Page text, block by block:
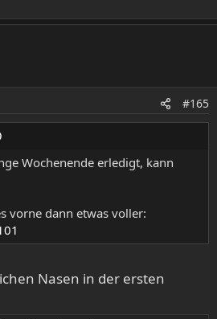
#165
Wochenende erledigt, kann
vorne dann etwas voller:
Nasen in der ersten